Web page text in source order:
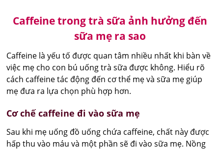
Caffeine trong trà sữa ảnh hưởng đến
sữa mẹ ra sao
Caffeine là yếu tố được quan tâm nhiều nhất khi bàn về
việc mẹ cho con bú uống trà sữa được không. Hiểu rõ
cách caffeine tác động đến cơ thể mẹ và sữa mẹ giúp
mẹ đưa ra lựa chọn phù hợp hơn.
Cơ chế caffeine đi vào sữa mẹ
Sau khi mẹ uống đồ uống chứa caffeine, chất này được
hấp thu vào máu và một phần sẽ đi vào sữa mẹ. Nồng